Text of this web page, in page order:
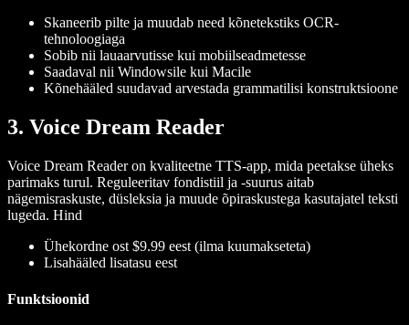
Skaneerib pilte ja muudab need kõnetekstiks OCR-
tehnoloogiaga
Sobib nii lauaarvutisse kui mobiilseadmetesse
Saadaval nii Windowsile kui Macile
Kõnehääled suudavad arvestada grammatilisi konstruktsioone
3. Voice Dream Reader
Voice Dream Reader on kvaliteetne TTS-app, mida peetakse üheks
parimaks turul. Reguleeritav fondistiil ja -suurus aitab
nägemisraskuste, düsleksia ja muude õpiraskustega kasutajatel teksti
lugeda. Hind
Ühekordne ost $9.99 eest (ilma kuumakseteta)
Lisahääled lisatasu eest
Funktsioonid